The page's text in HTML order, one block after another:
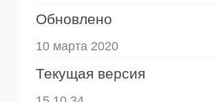
Обновлено
10 марта 2020
Текущая версия